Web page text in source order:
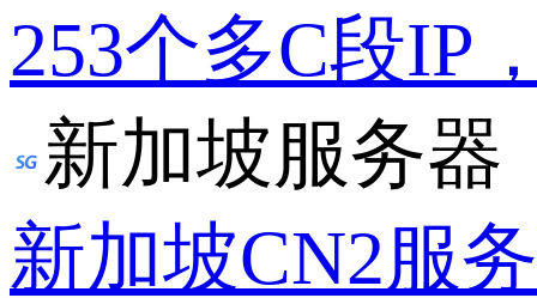
253个多C段IP
新加坡服务器
新加坡CN2服